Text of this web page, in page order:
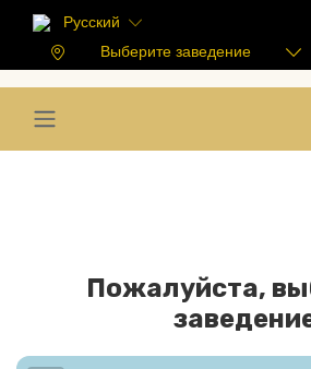
Русский
Выберите заведение
Пожалуйста,